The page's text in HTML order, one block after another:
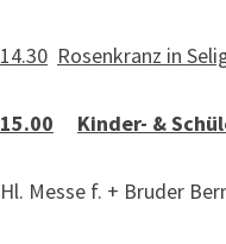
14.30 Rosenkranz in
15.00 Kinder- &
Hl. Messe f. + Bruder